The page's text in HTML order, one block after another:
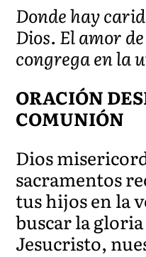
Donde hay
Dios. El amor
congrega en la
ORACIÓN
COMUNIÓN
Dios
sacramentos
tus hijos en la
buscar la
Jesucristo,